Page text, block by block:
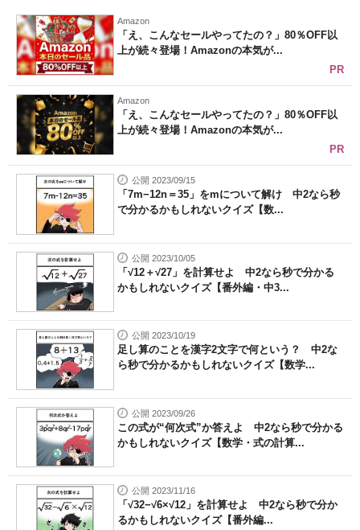
Amazon
「え、こんなセールやってたの？」80％OFF以
上が続々登場！Amazonの本気が...
PR
Amazon
「え、こんなセールやってたの？」80％OFF以
上が続々登場！Amazonの本気が...
PR
公開 2023/09/15
「7m−12n＝35」をmについて解け 中2なら秒
で分かるかもしれないクイズ【数...
公開 2023/10/05
「√12＋√27」を計算せよ 中2なら秒で分かる
かもしれないクイズ【番外編・中3...
公開 2023/10/19
足し算のことを漢字2文字で何という？ 中2な
ら秒で分かるかもしれないクイズ【数学...
公開 2023/09/26
この式が“何次式”か答えよ 中2なら秒で分かる
かもしれないクイズ【数学・式の計算...
公開 2023/11/16
「√32−√6×√12」を計算せよ 中2なら秒で分か
るかもしれないクイズ【番外編...